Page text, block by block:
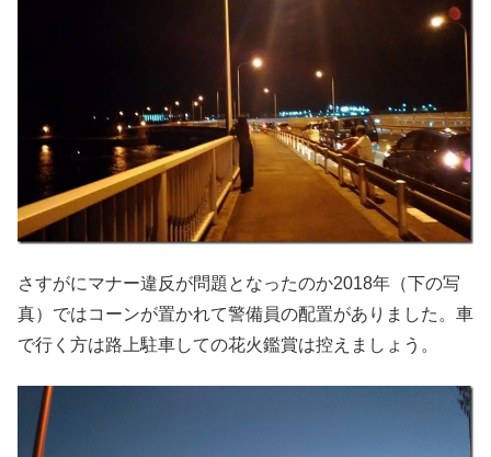
さすがにマナー違反が問題となったのか2018年（下の写
真）ではコーンが置かれて警備員の配置がありました。車
で行く方は路上駐車しての花火鑑賞は控えましょう。